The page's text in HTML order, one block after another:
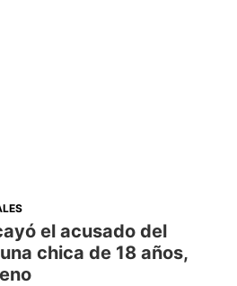
el acusado del
chica de 18 años,